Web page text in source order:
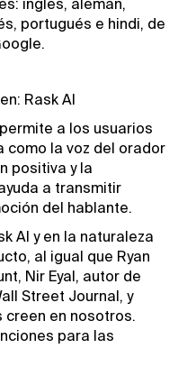
inglés, alemán,
portugués e hindi, de
Rask AI
permite a los usuarios
como la voz del orador
positiva y la
a transmitir
del hablante.
AI y en la naturaleza
al igual que Ryan
Nir Eyal, autor de
Street Journal, y
en nosotros.
para las